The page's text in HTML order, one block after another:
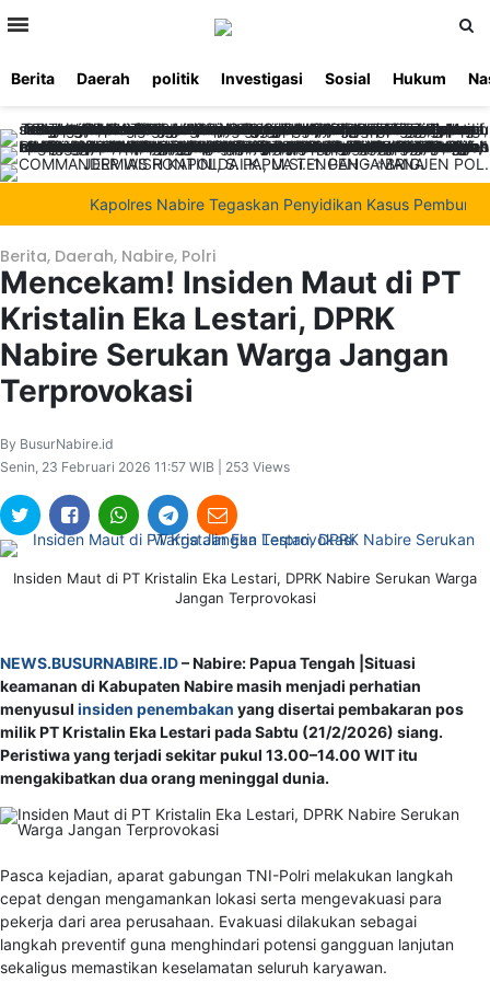
Layanan
Kami
Berita Daerah politik Investigasi Sosial Hukum
Kapolres Nabire Tegaskan Penyidikan Kasus
Berita, Daerah, Nabire, Polri
Mencekam! Insiden Maut di PT
Kristalin Eka Lestari, DPRK
Nabire Serukan Warga Jangan
Terprovokasi
By BusurNabire.id
Senin, 23 Februari 2026 11:57 WIB | 253 Views
Insiden Maut di PT Kristalin Eka Lestari, DPRK Nabire Serukan Warga
Jangan Terprovokasi
NEWS.BUSURNABIRE.ID– Nabire: Papua Tengah |Situasi
keamanan di Kabupaten Nabire masih menjadi perhatian
menyusul insiden penembakan yang disertai pembakaran pos
milik PT Kristalin Eka Lestari pada Sabtu (21/2/2026) siang.
Peristiwa yang terjadi sekitar pukul 13.00–14.00 WIT itu
mengakibatkan dua orang meninggal dunia.
Pasca kejadian, aparat gabungan TNI-Polri melakukan langkah
cepat dengan mengamankan lokasi serta mengevakuasi para
pekerja dari area perusahaan. Evakuasi dilakukan sebagai
langkah preventif guna menghindari potensi gangguan lanjutan
sekaligus memastikan keselamatan seluruh karyawan.